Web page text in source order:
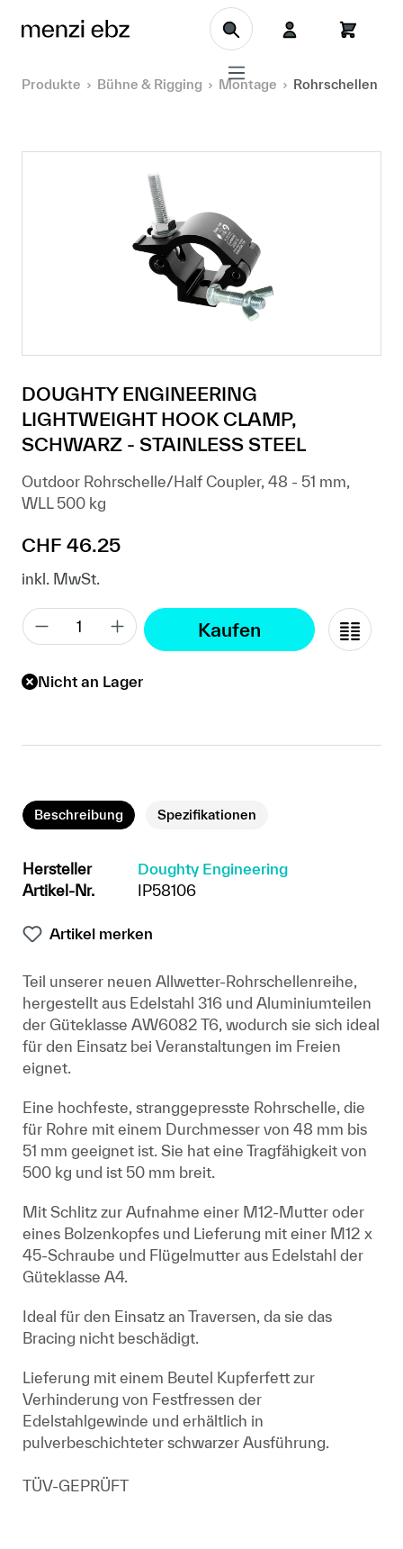
Zum Hauptinhalt springen
Produkte Bühne & Rigging Montage Rohrschellen
DOUGHTY ENGINEERING
LIGHTWEIGHT HOOK CLAMP,
SCHWARZ - STAINLESS STEEL
Outdoor Rohrschelle/Half Coupler, 48 - 51 mm,
WLL 500 kg
Regulärer Preis:
CHF 46.25
inkl. MwSt.
Kaufen
Nicht an Lager
Beschreibung Spezifikationen
Hersteller
Doughty Engineering
Artikel-Nr.
IP58106
Artikel merken
Teil unserer neuen Allwetter-Rohrschellenreihe,
hergestellt aus Edelstahl 316 und Aluminiumteilen
der Güteklasse AW6082 T6, wodurch sie sich ideal
für den Einsatz bei Veranstaltungen im Freien
eignet.
Eine hochfeste, stranggepresste Rohrschelle, die
für Rohre mit einem Durchmesser von 48 mm bis
51 mm geeignet ist. Sie hat eine Tragfähigkeit von
500 kg und ist 50 mm breit.
Mit Schlitz zur Aufnahme einer M12-Mutter oder
eines Bolzenkopfes und Lieferung mit einer M12 x
45-Schraube und Flügelmutter aus Edelstahl der
Güteklasse A4.
Ideal für den Einsatz an Traversen, da sie das
Bracing nicht beschädigt.
Lieferung mit einem Beutel Kupferfett zur
Verhinderung von Festfressen der
Edelstahlgewinde und erhältlich in
pulverbeschichteter schwarzer Ausführung.
TÜV-GEPRÜFT